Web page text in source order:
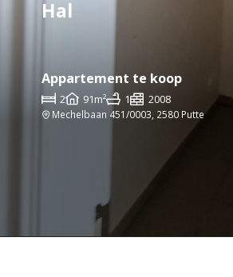
Hal
Appartement te koop
2 91m² 1 2008
Mechelbaan 451/0003, 2580 Putte